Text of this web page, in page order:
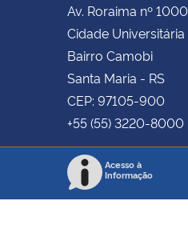
Av. Roraima nº 1000
Cidade Universitária
Bairro Camobi
Santa Maria - RS
CEP: 97105-900
+55 (55) 3220-8000
Acesso à
Informação